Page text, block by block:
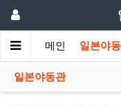
메인 일본야
일본야동관